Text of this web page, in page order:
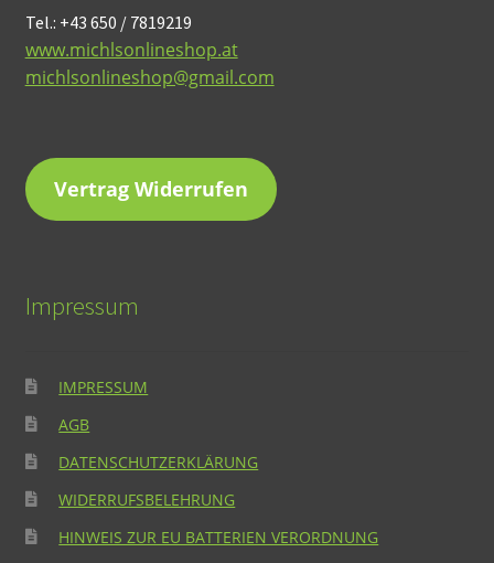
Tel.: +43 650 / 7819219
www.michlsonlineshop.at
michlsonlineshop@gmail.com
Vertrag Widerrufen
Impressum
IMPRESSUM
AGB
DATENSCHUTZERKLÄRUNG
WIDERRUFSBELEHRUNG
HINWEIS ZUR EU BATTERIEN VERORDNUNG